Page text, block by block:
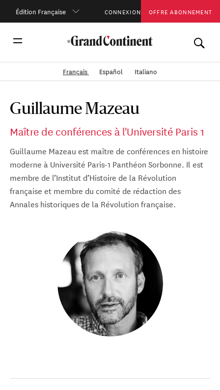
Édition Française CONNEXION OFFRE ABONNEMENT
Français Español Italiano
Guillaume Mazeau
Maître de conférences à l'Université Paris 1
Guillaume Mazeau est maître de conférences en histoire
moderne à Université Paris-1 Panthéon Sorbonne. Il est
membre de l’Institut d’Histoire de la Révolution
française et membre du comité de rédaction des
Annales historiques de la Révolution française.